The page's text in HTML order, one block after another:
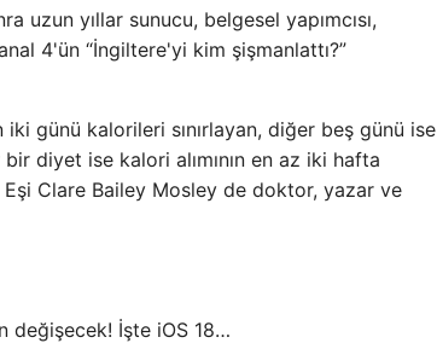
yıllar sunucu, belgesel yapımcısı,
4'ün “İngiltere'yi kim şişmanlattı?”
günü kalorileri sınırlayan, diğer beş günü ise
diyet ise kalori alımının en az iki hafta
Eşi Clare Bailey Mosley de doktor, yazar ve
değişecek! İşte iOS 18…